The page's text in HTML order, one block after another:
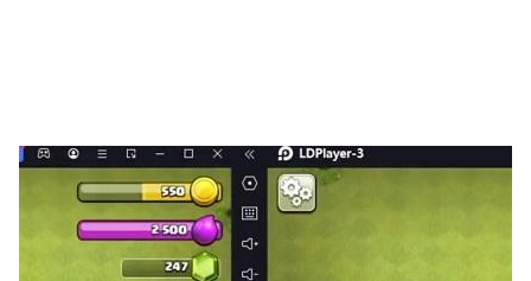
還在等什麼？立即下載，和小伙伴們一起來挑戰手速和節奏
吧！
❤️您的評價將是我們完善遊戲的原动力❤️